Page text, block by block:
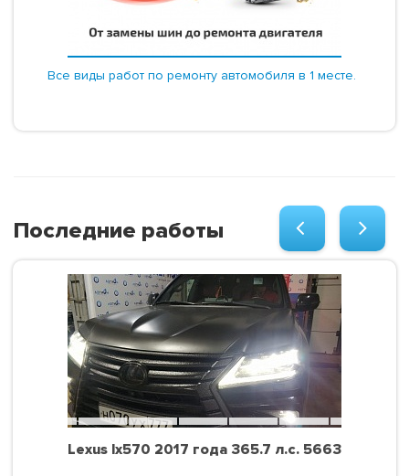
Все виды работ по ремонту автомобиля в 1 месте.
Последние работы
Lexus lx570 2017 года 365.7 л.с. 5663